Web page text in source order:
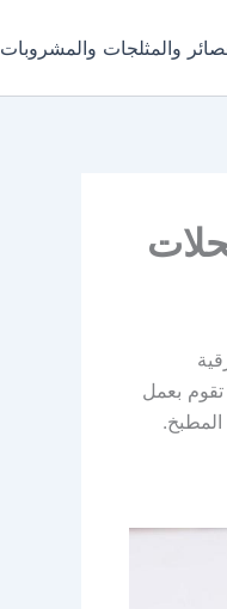
والمثلجات والمشروبات
بعمل